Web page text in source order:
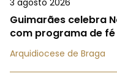
3 agosto 2026
Guimarães celebra
com programa de
Arquidiocese de Braga